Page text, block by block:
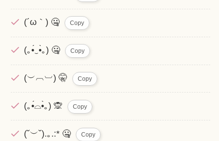
(´ω｀) 🤐 Copy
(｡•́‿•̀｡) 🤐 Copy
(︶︹︺) 🤫 Copy
(｡•́⌓•̀｡) 🙊 Copy
(˘︶˘).｡.:* 🤐 Copy